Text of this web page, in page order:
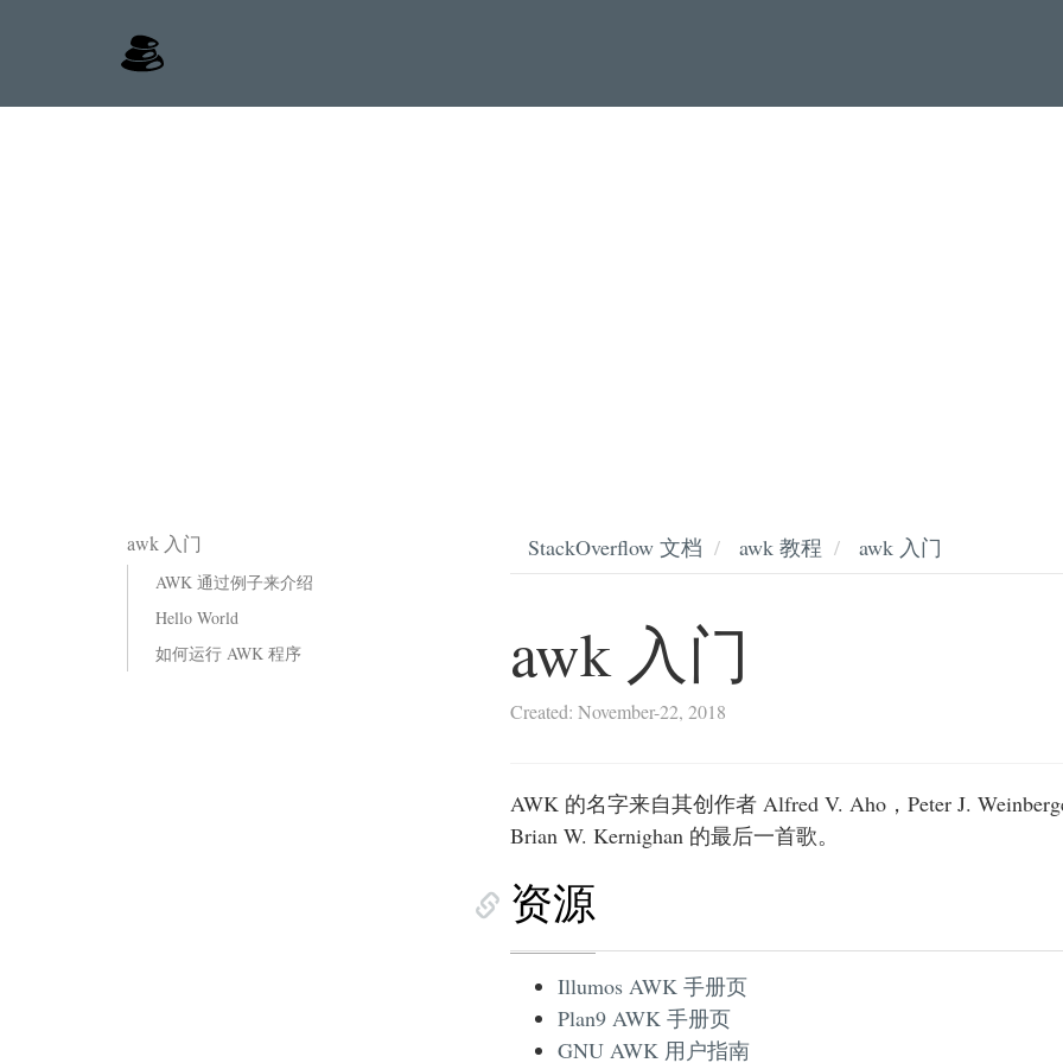
awk 入门
AWK 通过例子来介绍
Hello World
如何运行 AWK 程序
StackOverflow 文档 awk 教程 awk 入门
awk 入门
Created: November-22, 2018
AWK 的名字来自其创作者 Alfred V. Aho，Peter J.
Brian W. Kernighan 的最后一首歌。
资源
Illumos AWK 手册页
Plan9 AWK 手册页
GNU AWK 用户指南